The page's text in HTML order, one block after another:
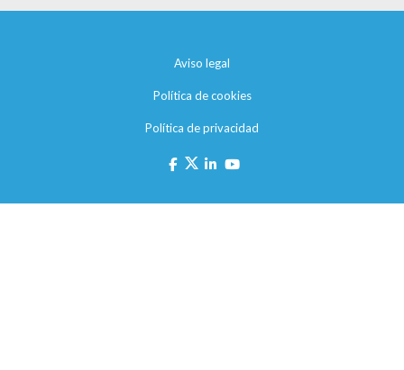
Aviso legal
Política de cookies
Política de privacidad